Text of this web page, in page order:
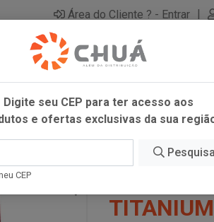
Área do Cliente ? - Entrar |
WHEY
TITANIUM
Digite seu CEP para ter acesso aos
e ofertas exclusivas da sua
CEP